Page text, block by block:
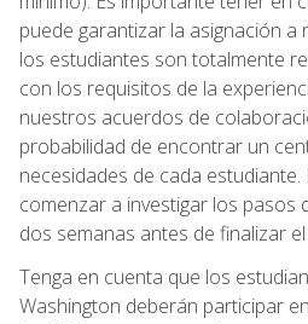
puede garantizar la asignación a
los estudiantes son totalmente
con los requisitos de la
nuestros acuerdos de
probabilidad de encontrar un
necesidades de cada
comenzar a investigar los pasos
dos semanas antes de finalizar
Tenga en cuenta que los
Washington deberán participar